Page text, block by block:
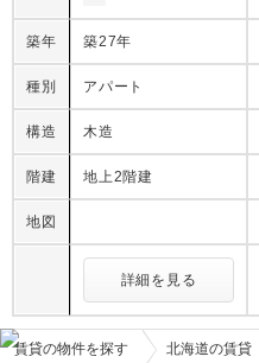
築年 築27年
種別 アパート
構造 木造
階建 地上2階建
地図
詳細を見る
賃貸の物件を探す 北海道の賃貸